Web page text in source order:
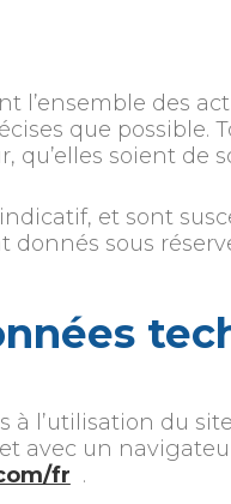
des
que possible.
qu’elles soient de
et sont
sous
l’utilisation du
avec un
fr .